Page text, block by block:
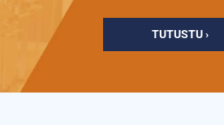
TUTUSTU ›